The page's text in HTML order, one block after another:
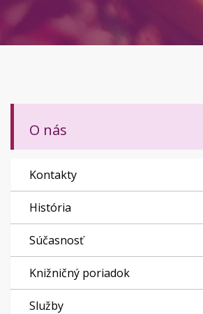
O nás
Kontakty
História
Súčasnosť
Knižničný poriadok
Služby